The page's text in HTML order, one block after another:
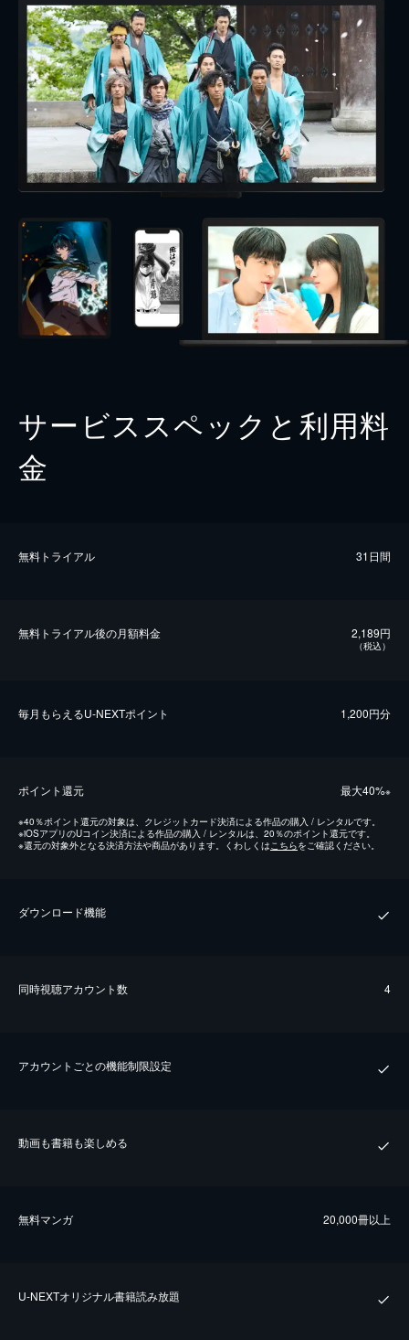
サービススペックと利用料
金
無料トライアル 31日間
無料トライアル後の⽉額料金 2,189円
（税込）
毎⽉もらえるU-NEXTポイント 1,200円分
ポイント還元 最⼤40%※
※40％ポイント還元の対象は、クレジットカード決済による作品の購入 / レンタルです。
※iOSアプリのUコイン決済による作品の購入 / レンタルは、20％のポイント還元です。
※還元の対象外となる決済方法や商品があります。くわしくはこちらをご確認ください。
ダウンロード機能
同時視聴アカウント数 4
アカウントごとの機能制限設定
動画も書籍も楽しめる
無料マンガ 20,000冊以上
U-NEXTオリジナル書籍読み放題